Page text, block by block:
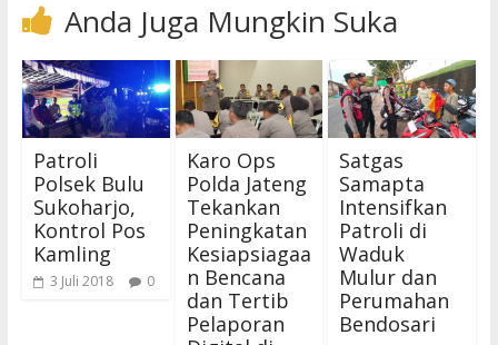
Anda Juga Mungkin Suka
Patroli
Polsek Bulu
Sukoharjo,
Kontrol Pos
Kamling
3 Juli 2018 0
Karo Ops
Polda Jateng
Tekankan
Peningkatan
Kesiapsiagaa
n Bencana
dan Tertib
Pelaporan
Satgas
Samapta
Intensifkan
Patroli di
Waduk
Mulur dan
Perumahan
Bendosari